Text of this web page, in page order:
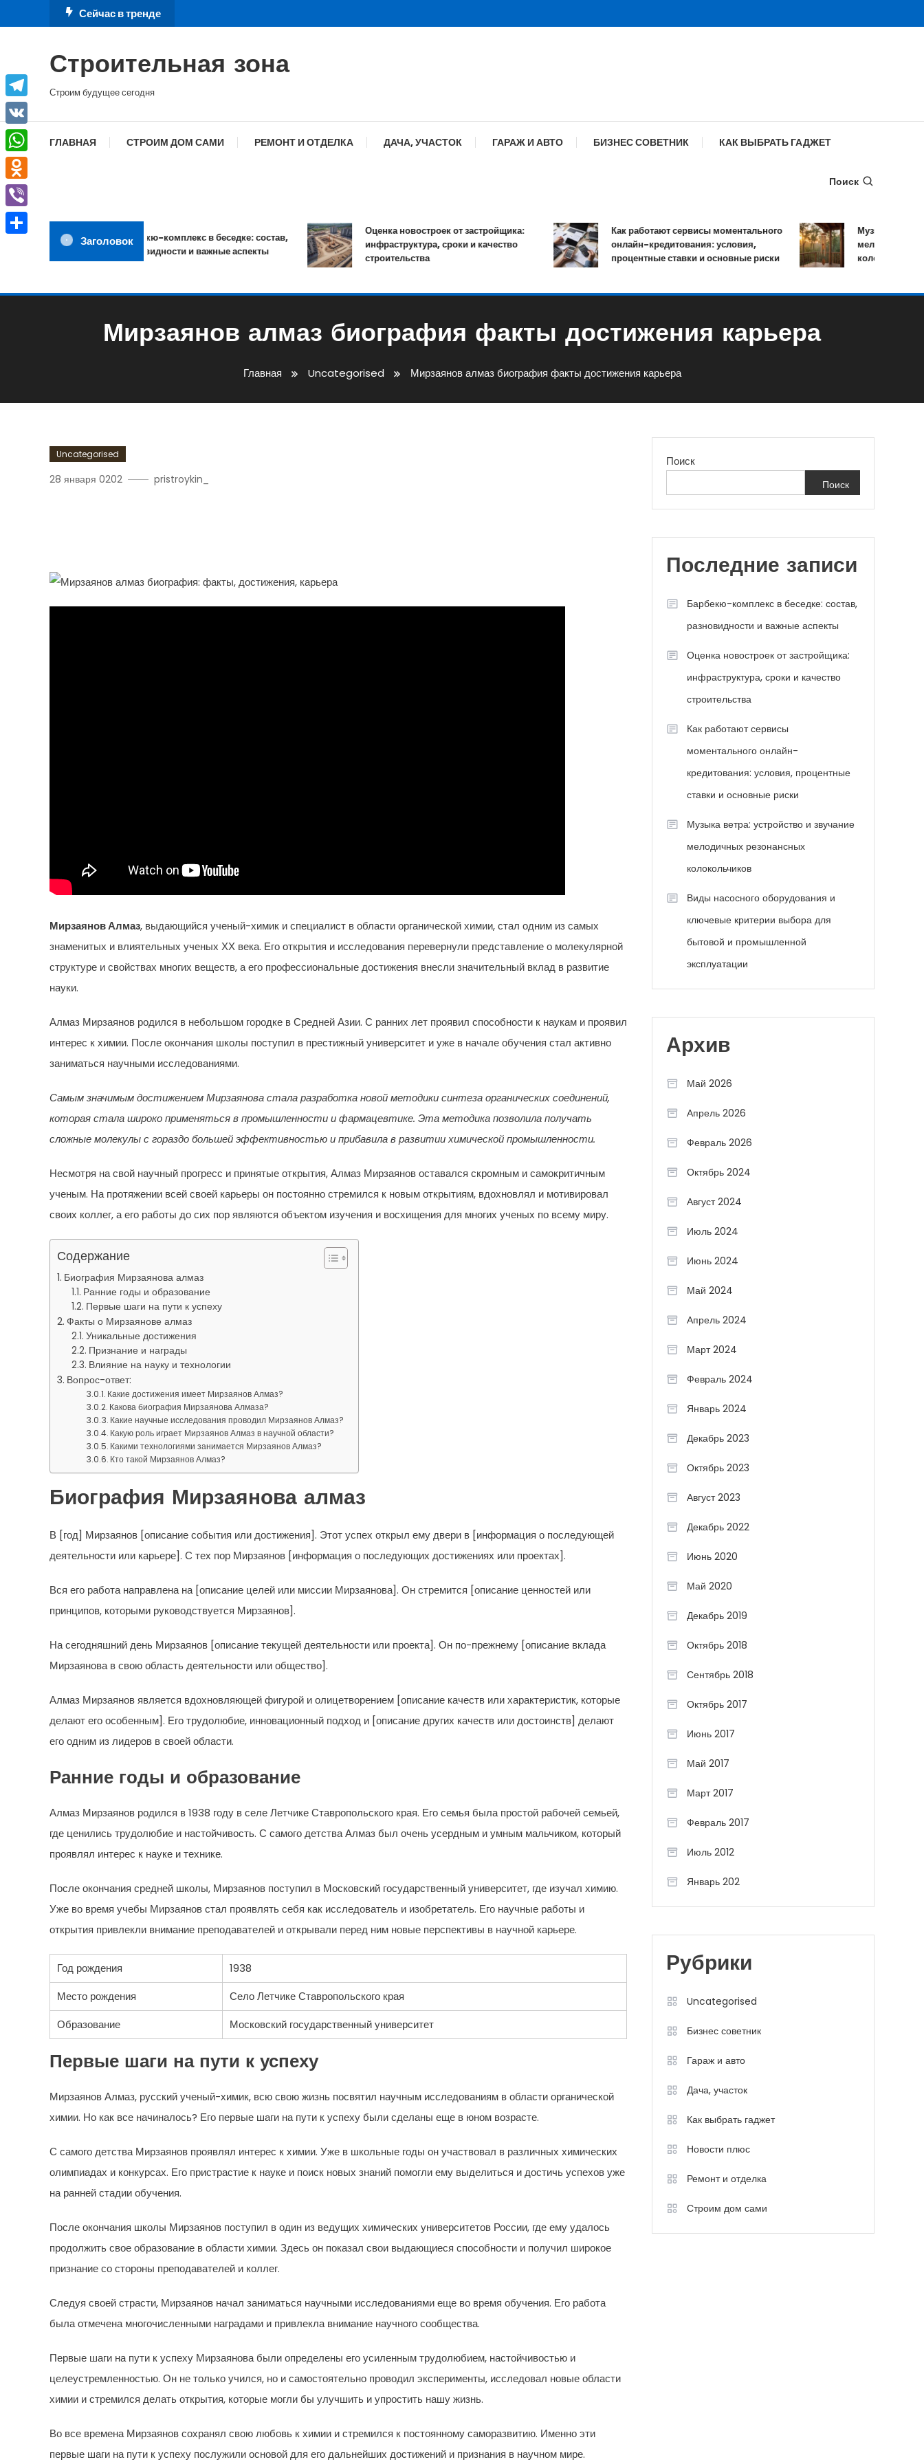
к
Сейчас в тренде
Строительная зона
Строим будущее сегодня
ГЛАВНАЯ СТРОИМ ДОМ САМИ РЕМОНТ И ОТДЕЛКА ДАЧА, УЧАСТОК ГАРАЖ И АВТО БИЗНЕС СОВЕТНИК КАК ВЫБРАТЬ ГАДЖЕТ
Поиск
Заголовок
Барбекю-комплекс в беседке: состав,
разновидности и важные аспекты
Оценка новостроек от застройщика:
инфраструктура, сроки и качество
строительства
Как работают сервисы моментального
онлайн-кредитования: условия,
процентные ставки и основные риски
Музыка ветра:
мелодичных
колокольчиков
Мирзаянов алмаз биография факты достижения карьера
Главная Uncategorised Мирзаянов алмаз биография факты достижения карьера
Uncategorised
28 января 0202 pristroykin_
Мирзаянов Алмаз, выдающийся ученый-химик и специалист в области органической химии, стал одним из самых
знаменитых и влиятельных ученых ХХ века. Его открытия и исследования перевернули представление о молекулярной
структуре и свойствах многих веществ, а его профессиональные достижения внесли значительный вклад в развитие
науки.
Алмаз Мирзаянов родился в небольшом городке в Средней Азии. С ранних лет проявил способности к наукам и проявил
интерес к химии. После окончания школы поступил в престижный университет и уже в начале обучения стал активно
заниматься научными исследованиями.
Самым значимым достижением Мирзаянова стала разработка новой методики синтеза органических соединений,
которая стала широко применяться в промышленности и фармацевтике. Эта методика позволила получать
сложные молекулы с гораздо большей эффективностью и прибавила в развитии химической промышленности.
Несмотря на свой научный прогресс и принятые открытия, Алмаз Мирзаянов оставался скромным и самокритичным
ученым. На протяжении всей своей карьеры он постоянно стремился к новым открытиям, вдохновлял и мотивировал
своих коллег, а его работы до сих пор являются объектом изучения и восхищения для многих ученых по всему миру.
Содержание
Биография Мирзаянова алмаз
Ранние годы и образование
Первые шаги на пути к успеху
Факты о Мирзаянове алмаз
Уникальные достижения
Признание и награды
Влияние на науку и технологии
Вопрос-ответ:
Какие достижения имеет Мирзаянов Алмаз?
Какова биография Мирзаянова Алмаза?
Какие научные исследования проводил Мирзаянов Алмаз?
Какую роль играет Мирзаянов Алмаз в научной области?
Какими технологиями занимается Мирзаянов Алмаз?
Кто такой Мирзаянов Алмаз?
Биография Мирзаянова алмаз
В [год] Мирзаянов [описание события или достижения]. Этот успех открыл ему двери в [информация о последующей
деятельности или карьере]. С тех пор Мирзаянов [информация о последующих достижениях или проектах].
Вся его работа направлена на [описание целей или миссии Мирзаянова]. Он стремится [описание ценностей или
принципов, которыми руководствуется Мирзаянов].
На сегодняшний день Мирзаянов [описание текущей деятельности или проекта]. Он по-прежнему [описание вклада
Мирзаянова в свою область деятельности или общество].
Алмаз Мирзаянов является вдохновляющей фигурой и олицетворением [описание качеств или характеристик, которые
делают его особенным]. Его трудолюбие, инновационный подход и [описание других качеств или достоинств] делают
его одним из лидеров в своей области.
Ранние годы и образование
Алмаз Мирзаянов родился в 1938 году в селе Летчике Ставропольского края. Его семья была простой рабочей семьей,
где ценились трудолюбие и настойчивость. С самого детства Алмаз был очень усердным и умным мальчиком, который
проявлял интерес к науке и технике.
После окончания средней школы, Мирзаянов поступил в Московский государственный университет, где изучал химию.
Уже во время учебы Мирзаянов стал проявлять себя как исследователь и изобретатель. Его научные работы и
открытия привлекли внимание преподавателей и открывали перед ним новые перспективы в научной карьере.
Год рождения
1938
Место рождения
Село Летчике Ставропольского края
Образование
Московский государственный университет
Первые шаги на пути к успеху
Мирзаянов Алмаз, русский ученый-химик, всю свою жизнь посвятил научным исследованиям в области органической
химии. Но как все начиналось? Его первые шаги на пути к успеху были сделаны еще в юном возрасте.
С самого детства Мирзаянов проявлял интерес к химии. Уже в школьные годы он участвовал в различных химических
олимпиадах и конкурсах. Его пристрастие к науке и поиск новых знаний помогли ему выделиться и достичь успехов уже
на ранней стадии обучения.
После окончания школы Мирзаянов поступил в один из ведущих химических университетов России, где ему удалось
продолжить свое образование в области химии. Здесь он показал свои выдающиеся способности и получил широкое
признание со стороны преподавателей и коллег.
Следуя своей страсти, Мирзаянов начал заниматься научными исследованиями еще во время обучения. Его работа
была отмечена многочисленными наградами и привлекла внимание научного сообщества.
Первые шаги на пути к успеху Мирзаянова были определены его усиленным трудолюбием, настойчивостью и
целеустремленностью. Он не только учился, но и самостоятельно проводил эксперименты, исследовал новые области
химии и стремился делать открытия, которые могли бы улучшить и упростить нашу жизнь.
Во все времена Мирзаянов сохранял свою любовь к химии и стремился к постоянному саморазвитию. Именно эти
первые шаги на пути к успеху послужили основой для его дальнейших достижений и признания в научном мире.
Поиск
Поиск
Последние записи
Барбекю-комплекс в беседке: состав,
разновидности и важные аспекты
Оценка новостроек от застройщика:
инфраструктура, сроки и качество
строительства
Как работают сервисы
моментального онлайн-
кредитования: условия, процентные
ставки и основные риски
Музыка ветра: устройство и звучание
мелодичных резонансных
колокольчиков
Виды насосного оборудования и
ключевые критерии выбора для
бытовой и промышленной
эксплуатации
Архив
Май 2026
Апрель 2026
Февраль 2026
Октябрь 2024
Август 2024
Июль 2024
Июнь 2024
Май 2024
Апрель 2024
Март 2024
Февраль 2024
Январь 2024
Декабрь 2023
Октябрь 2023
Август 2023
Декабрь 2022
Июнь 2020
Май 2020
Декабрь 2019
Октябрь 2018
Сентябрь 2018
Октябрь 2017
Июнь 2017
Май 2017
Март 2017
Февраль 2017
Июль 2012
Январь 202
Рубрики
Uncategorised
Бизнес советник
Гараж и авто
Дача, участок
Как выбрать гаджет
Новости плюс
Ремонт и отделка
Строим дом сами
Telegram
VK
WhatsApp
Odnoklassniki
Viber